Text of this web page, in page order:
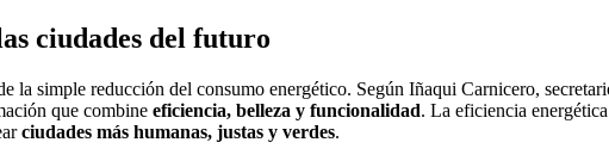
ciudades del futuro
la simple reducción del consumo energético. Según Iñaqui Carnicero,
que combineeficiencia, belleza y funcionalidad. La eficiencia
ciudades más humanas, justas y verdes.